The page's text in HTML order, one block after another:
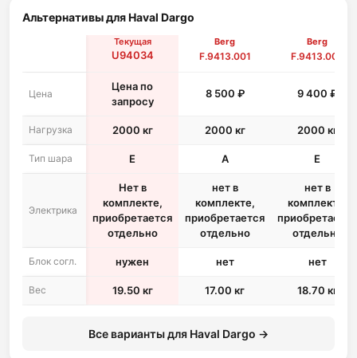
Альтернативы для Haval Dargo
Текущая
U94034
Berg
F.9413.001
Berg
F.9413.002
Цена
Цена по
запросу
8 500 ₽ 9 400 ₽
Нагрузка 2000 кг 2000 кг 2000 кг
Тип шара E A E
Электрика
Нет в
комплекте,
приобретается
отдельно
нет в
комплекте,
приобретается
отдельно
нет в
комплекте,
приобретается
отдельно
Блок согл. нужен нет нет
Вес 19.50 кг 17.00 кг 18.70 кг
Все варианты для Haval Dargo →